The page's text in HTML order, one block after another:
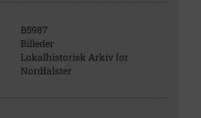
B5987
Billeder
Lokalhistorisk Arkiv for
Nordfalster